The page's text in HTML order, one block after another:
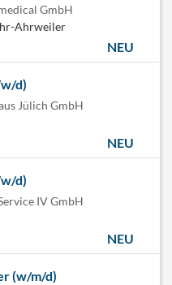
GmbH
Ahrweiler
NEU
d)
Jülich GmbH
NEU
d)
IV GmbH
NEU
(w/m/d)